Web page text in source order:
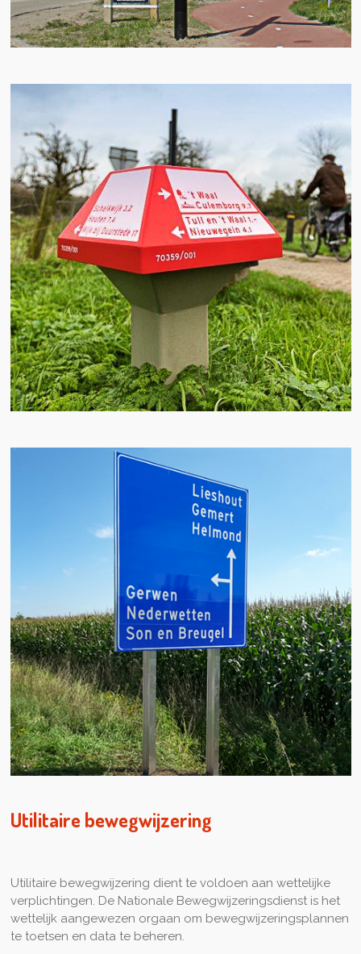
Utilitaire bewegwijzering
Utilitaire bewegwijzering dient te voldoen aan wettelijke
verplichtingen. De Nationale Bewegwijzeringsdienst is het
wettelijk aangewezen orgaan om bewegwijzeringsplannen
te toetsen en data te beheren.